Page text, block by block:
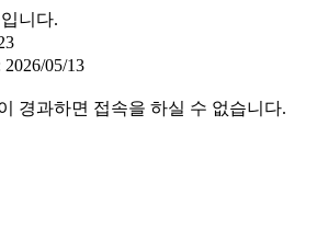
니다.
05/13
경과하면 접속을 하실 수 없습니다.